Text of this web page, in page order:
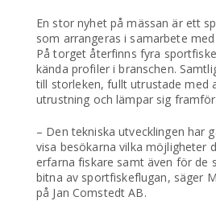
En stor nyhet på mässan är ett
som arrangeras i samarbete
På torget återfinns fyra
kända profiler i branschen.
till storleken, fullt utrustade med
utrustning och lämpar sig
– Den tekniska utvecklingen har
visa besökarna vilka möjligheter
erfarna fiskare samt även för de
bitna av sportfiskeflugan, säger
på Jan Comstedt AB.